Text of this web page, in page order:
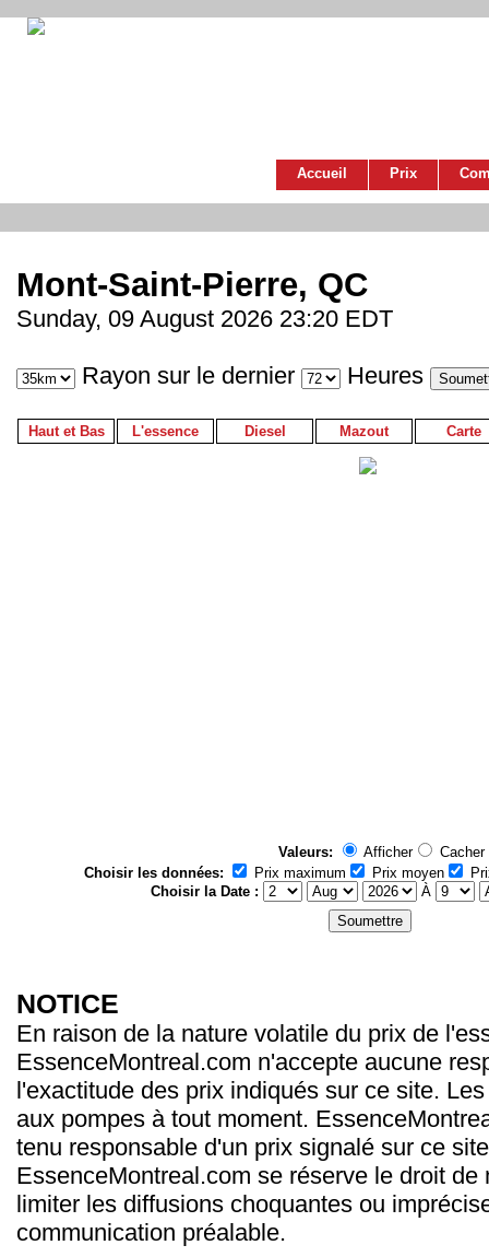
Accueil Prix
Mont-Saint-Pierre, QC
Sunday, 09 August 2026 23:20 EDT
Rayon sur le dernier Heures
Haut et Bas L'essence Diesel Mazout Carte
Valeurs: Afficher
Cacher
Choisir les données:
Prix maximum Prix moyen
Choisir la Date :
À
NOTICE
En raison de la nature volatile du prix de
EssenceMontreal.com n'accepte aucune
l'exactitude des prix indiqués sur ce site.
aux pompes à tout moment.
tenu responsable d'un prix signalé sur ce
EssenceMontreal.com se réserve le droit de
limiter les diffusions choquantes ou
communication préalable.